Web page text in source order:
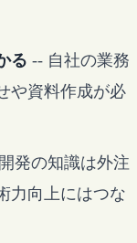
る -- 自社の業務
や資料作成が必
発の知識は外注
力向上にはつな